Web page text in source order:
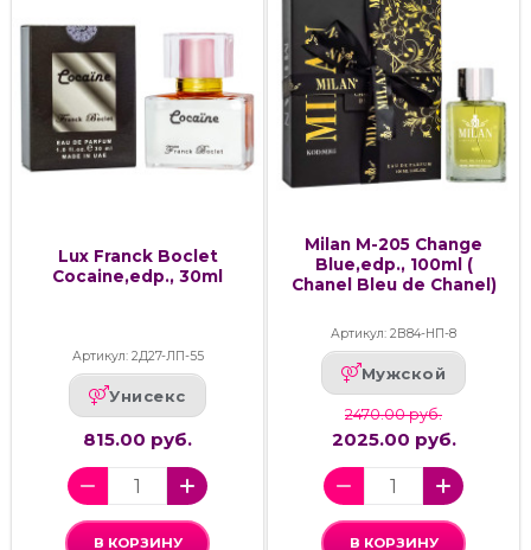
Lux Franck Boclet
Cocaine,edp., 30ml
Артикул: 2Д27-ЛП-55
Унисекс
815.00 руб.
В КОРЗИНУ
Milan M-205 Change
Blue,edp., 100ml (
Chanel Bleu de Chanel)
Артикул: 2В84-НП-8
Мужской
2470.00 руб.
2025.00 руб.
В КОРЗИНУ